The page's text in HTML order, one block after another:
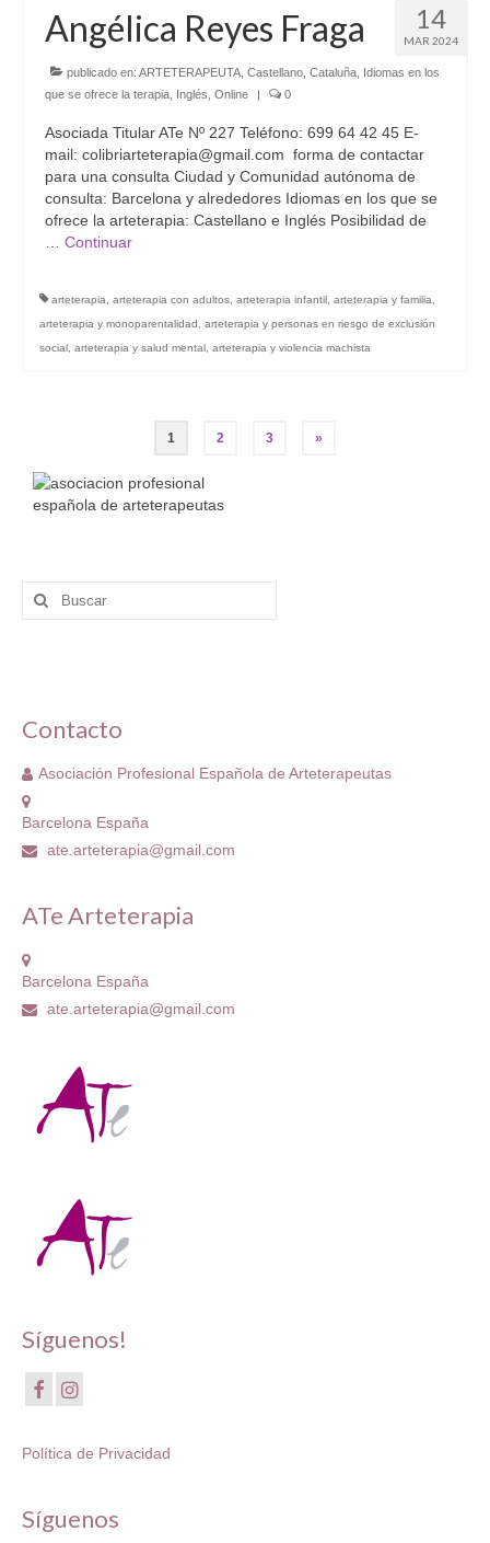
14
MAR 2024
Angélica Reyes Fraga
publicado en: ARTETERAPEUTA Castellano Cataluña Idiomas en los
que se ofrece la terapia Inglés Online | 0
Asociada Titular ATe Nº 227 Teléfono: 699 64 42 45 E-
mail: colibriarteterapia@gmail.com forma de contactar
para una consulta Ciudad y Comunidad autónoma de
consulta: Barcelona y alrededores Idiomas en los que se
ofrece la arteterapia: Castellano e Inglés Posibilidad de
Continuar
arteterapia arteterapia con adultos arteterapia infantil arteterapia y familia
arteterapia y monoparentalidad
arteterapia y personas en riesgo de exclusión
social arteterapia y salud mental arteterapia y violencia machista
Navegación
de
entradas
1 2 3 »
Buscar
por:
Contacto
Asociación Profesional Española de Arteterapeutas
Barcelona España
ate.arteterapia@gmail.com
ATe Arteterapia
Barcelona España
ate.arteterapia@gmail.com
Síguenos!
Política de Privacidad
Síguenos